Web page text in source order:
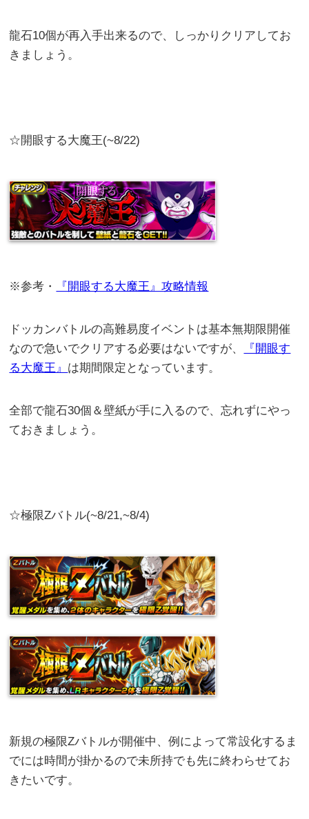
龍石10個が再入手出来るので、しっかりクリアしてお
きましょう。
☆開眼する大魔王(~8/22)
※参考・ 『開眼する大魔王』攻略情報
ドッカンバトルの高難易度イベントは基本無期限開催
なので急いでクリアする必要はないですが、
『開眼す
る大魔王』 は期間限定となっています。
全部で龍石30個＆壁紙が手に入るので、忘れずにやっ
ておきましょう。
☆極限Zバトル(~8/21,~8/4)
新規の極限Zバトルが開催中、例によって常設化するま
でには時間が掛かるので未所持でも先に終わらせてお
きたいです。